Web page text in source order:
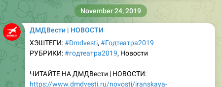
ДМДВести | НОВОСТИ
ХЭШТЕГИ:#Dmdvesti,#Годтеатра2019
РУБРИКИ:#годтеатра2019
ЧИТАЙТЕ НА ДМДВести | НОВОСТИ:
konferentsiya-buinskogo-teatra/